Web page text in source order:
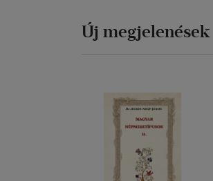
Új megjelenések